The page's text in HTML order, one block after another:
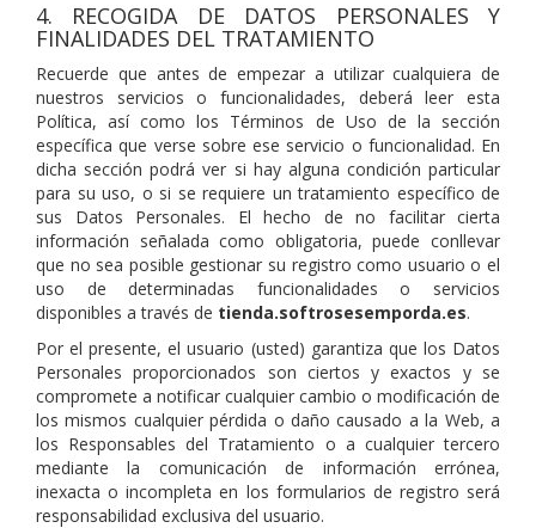
4. RECOGIDA DE DATOS PERSONALES Y
FINALIDADES DEL TRATAMIENTO
Recuerde que antes de empezar a utilizar cualquiera de
nuestros servicios o funcionalidades, deberá leer esta
Política, así como los Términos de Uso de la sección
específica que verse sobre ese servicio o funcionalidad. En
dicha sección podrá ver si hay alguna condición particular
para su uso, o si se requiere un tratamiento específico de
sus Datos Personales. El hecho de no facilitar cierta
información señalada como obligatoria, puede conllevar
que no sea posible gestionar su registro como usuario o el
uso de determinadas funcionalidades o servicios
disponibles a través de tienda.softrosesemporda.es.
Por el presente, el usuario (usted) garantiza que los Datos
Personales proporcionados son ciertos y exactos y se
compromete a notificar cualquier cambio o modificación de
los mismos cualquier pérdida o daño causado a la Web, a
los Responsables del Tratamiento o a cualquier tercero
mediante la comunicación de información errónea,
inexacta o incompleta en los formularios de registro será
responsabilidad exclusiva del usuario.